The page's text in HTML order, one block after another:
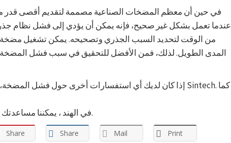
في حين أن معظم المضخات الصناعية مصممة لتقديم أقصى قدر
عندما تعمل بشكل غير صحيح، فإنه يمكن أن يؤدي إلى فشل نظام
من الوقت لتحديد السبب الجذري وتصحيحه. يمكن تشغيل مضخة
المدى الطويل. لذلك، فمن الأفضل للتحقيق في سبب فشل
إذا كان لديك أي استفسارات أخرى حول فشل المضخة، والوصول إلى خبراء مضخة لدينا في Sintech. كما
No.1 في الهند ، يمكننا مساعدتك في تحديد وإزالة متاعب مضخة.
Share Share Mail Print